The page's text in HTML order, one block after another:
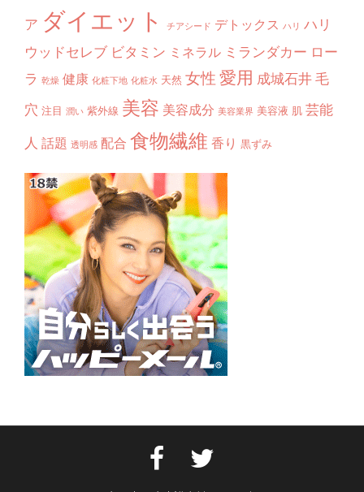
ア ダイエット チアシード デトックス ハリ ハリ
ウッドセレブ ビタミン ミネラル ミランダカー ロー
ラ 乾燥 健康 化粧下地 化粧水 天然 女性愛用 成城石井毛
穴 注目 潤い 紫外線 美容 美容成分 美容業界 美容液 肌 芸能
人 話題 透明感 配合 食物繊維 香り 黒ずみ